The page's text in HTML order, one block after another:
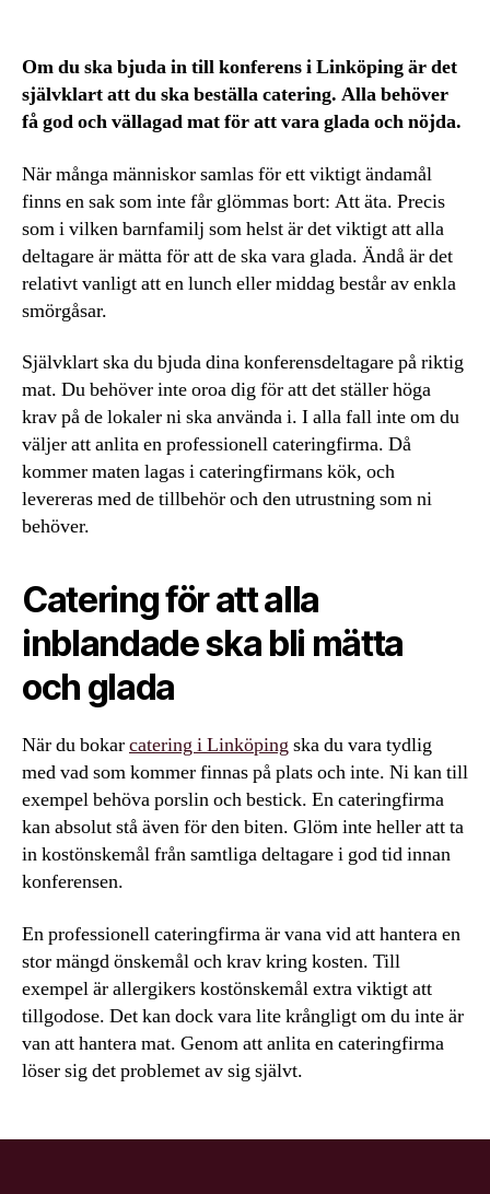
Om du ska bjuda in till konferens i Linköping är det
självklart att du ska beställa catering. Alla behöver
få god och vällagad mat för att vara glada och nöjda.
När många människor samlas för ett viktigt ändamål
finns en sak som inte får glömmas bort: Att äta. Precis
som i vilken barnfamilj som helst är det viktigt att alla
deltagare är mätta för att de ska vara glada. Ändå är det
relativt vanligt att en lunch eller middag består av enkla
smörgåsar.
Självklart ska du bjuda dina konferensdeltagare på riktig
mat. Du behöver inte oroa dig för att det ställer höga
krav på de lokaler ni ska använda i. I alla fall inte om du
väljer att anlita en professionell cateringfirma. Då
kommer maten lagas i cateringfirmans kök, och
levereras med de tillbehör och den utrustning som ni
behöver.
Catering för att alla
inblandade ska bli mätta
och glada
När du bokarcatering i Linköpingska du vara tydlig
med vad som kommer finnas på plats och inte. Ni kan till
exempel behöva porslin och bestick. En cateringfirma
kan absolut stå även för den biten. Glöm inte heller att ta
in kostönskemål från samtliga deltagare i god tid innan
konferensen.
En professionell cateringfirma är vana vid att hantera en
stor mängd önskemål och krav kring kosten. Till
exempel är allergikers kostönskemål extra viktigt att
tillgodose. Det kan dock vara lite krångligt om du inte är
van att hantera mat. Genom att anlita en cateringfirma
löser sig det problemet av sig självt.